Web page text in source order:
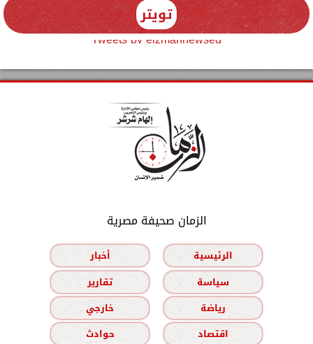
تويتر
Tweets by elzmannewseg
الزمان صحيفة مصرية
الرئيسية
أخبار
سياسة
تقارير
رياضة
خارجي
اقتصاد
حوادث